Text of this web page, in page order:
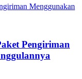
Pengiriman